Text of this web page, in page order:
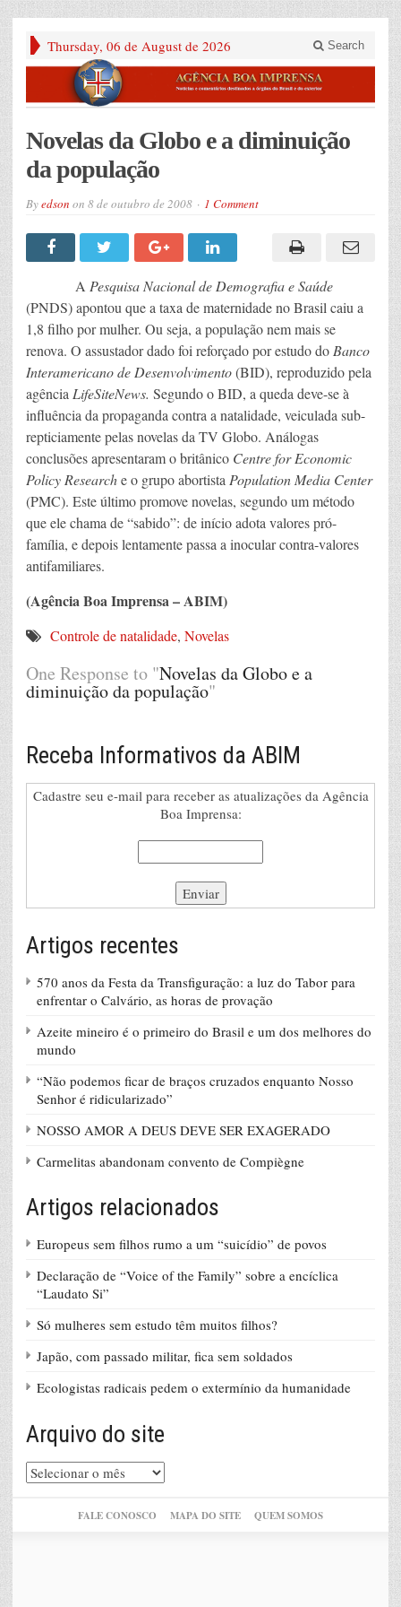
Thursday, 06 de August de 2026 Search
Novelas da Globo e a diminuição
da população
Byedson on 8 de outubro de 2008 1 Comment
A Pesquisa Nacional de Demografia e Saúde
(PNDS) apontou que a taxa de maternidade no Brasil caiu a
1,8 filho por mulher. Ou seja, a população nem mais se
renova. O assustador dado foi reforçado por estudo doBanco
Interamericano de Desenvolvimento(BID), reproduzido pela
agênciaLifeSiteNews. Segundo o BID, a queda deve-se à
influência da propaganda contra a natalidade, veiculada sub-
repticiamente pelas novelas da TV Globo. Análogas
conclusões apresentaram o britânico Centre for Economic
Policy Researche o grupo abortistaPopulation Media Center
(PMC). Este último promove novelas, segundo um método
que ele chama de “sabido”: de início adota valores pró-
família, e depois lentamente passa a inocular contra-valores
antifamiliares.
(Agência Boa Imprensa – ABIM)
Controle de natalidade, Novelas
One Response to "Novelas da Globo e a
diminuição da população"
Receba Informativos da ABIM
Cadastre seu e-mail para receber as atualizações da Agência
Boa Imprensa:
Artigos recentes
570 anos da Festa da Transfiguração: a luz do Tabor para
enfrentar o Calvário, as horas de provação
Azeite mineiro é o primeiro do Brasil e um dos melhores do
mundo
“Não podemos ficar de braços cruzados enquanto Nosso
Senhor é ridicularizado”
NOSSO AMOR A DEUS DEVE SER EXAGERADO
Carmelitas abandonam convento de Compiègne
Artigos relacionados
Europeus sem filhos rumo a um “suicídio” de povos
Declaração de “Voice of the Family” sobre a encíclica
“Laudato Si”
Só mulheres sem estudo têm muitos filhos?
Japão, com passado militar, fica sem soldados
Ecologistas radicais pedem o extermínio da humanidade
Arquivo do site
Arquivo
do
FALE CONOSCO MAPA DO SITE QUEM SOMOS